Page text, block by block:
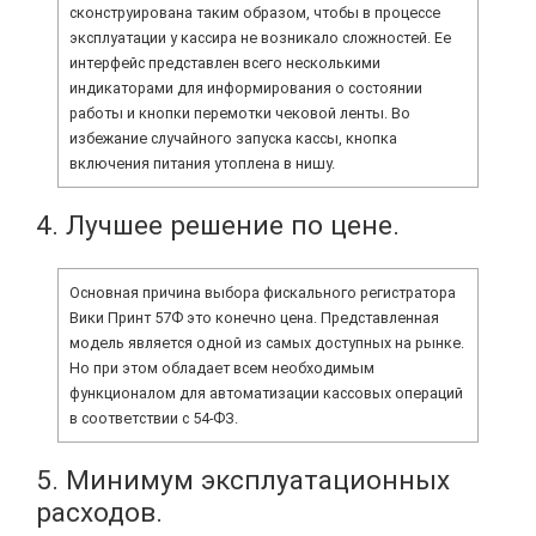
сконструирована таким образом, чтобы в процессе
эксплуатации у кассира не возникало сложностей. Ее
интерфейс представлен всего несколькими
индикаторами для информирования о состоянии
работы и кнопки перемотки чековой ленты. Во
избежание случайного запуска кассы, кнопка
включения питания утоплена в нишу.
4. Лучшее решение по цене.
Основная причина выбора фискального регистратора
Вики Принт 57Ф это конечно цена. Представленная
модель является одной из самых доступных на рынке.
Но при этом обладает всем необходимым
функционалом для автоматизации кассовых операций
в соответствии с 54-ФЗ.
5. Минимум эксплуатационных
расходов.